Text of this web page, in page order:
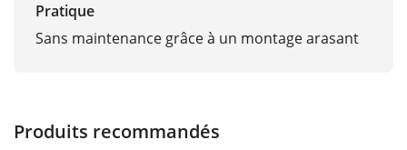
Pratique
Sans maintenance grâce à un montage arasant
Produits recommandés